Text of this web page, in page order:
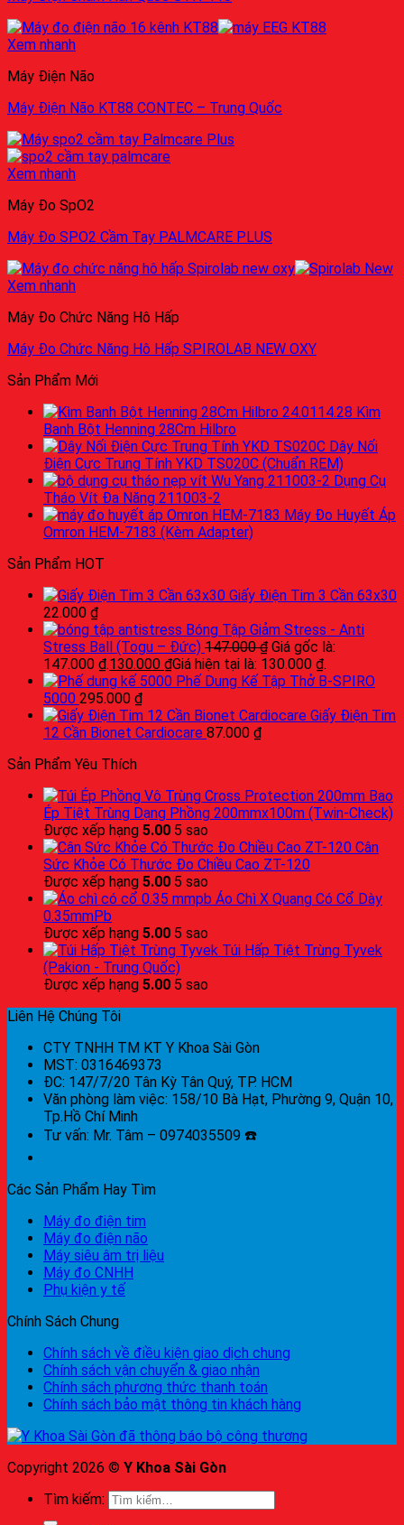
Xem nhanh
Máy Điện Não
Máy Điện Não KT88 CONTEC – Trung Quốc
Xem nhanh
Máy Đo SpO2
Máy Đo SPO2 Cầm Tay PALMCARE PLUS
Xem nhanh
Máy Đo Chức Năng Hô Hấp
Máy Đo Chức Năng Hô Hấp SPIROLAB NEW OXY
Sản Phẩm Mới
Kìm
Banh Bột Henning 28Cm Hilbro
Dây Nối
Điện Cực Trung Tính YKD TS020C (Chuẩn REM)
Dụng Cụ
Tháo Vít Đa Năng 211003-2
Máy Đo Huyết Áp
Omron HEM-7183 (Kèm Adapter)
Sản Phẩm HOT
Giấy Điện Tim 3 Cần 63x30
22.000 ₫
Bóng Tập Giảm Stress - Anti
Stress Ball (Togu – Đức) 147.000₫ Giá gốc là:
147.000 ₫.130.000 ₫Giá hiện tại là: 130.000 ₫.
Phế Dung Kế Tập Thở B-SPIRO
5000 295.000 ₫
Giấy Điện Tim
12 Cần Bionet Cardiocare 87.000 ₫
Sản Phẩm Yêu Thích
Bao
Ép Tiệt Trùng Dạng Phồng 200mmx100m (Twin-Check)
Được xếp hạng 5.00 5 sao
Cân
Sức Khỏe Có Thước Đo Chiều Cao ZT-120
Được xếp hạng 5.00 5 sao
Áo Chì X Quang Có Cổ Dày
0.35mmPb
Được xếp hạng 5.00 5 sao
Túi Hấp Tiệt Trùng Tyvek
(Pakion - Trung Quốc)
Được xếp hạng 5.00 5 sao
Liên Hệ Chúng Tôi
CTY TNHH TM KT Y Khoa Sài Gòn
MST: 0316469373
ĐC: 147/7/20 Tân Kỳ Tân Quý, TP. HCM
Văn phòng làm việc: 158/10 Bà Hạt, Phường 9, Quận 10,
Tp.Hồ Chí Minh
Tư vấn: Mr. Tâm – 0974035509 ☎️
Các Sản Phẩm Hay Tìm
Máy đo điện tim
Máy đo điện não
Máy siêu âm trị liệu
Máy đo CNHH
Phụ kiện y tế
Chính Sách Chung
Chính sách về điều kiện giao dịch chung
Chính sách vận chuyển & giao nhận
Chính sách phương thức thanh toán
Chính sách bảo mật thông tin khách hàng
Copyright 2026 © Y Khoa Sài Gòn
Tìm kiếm: